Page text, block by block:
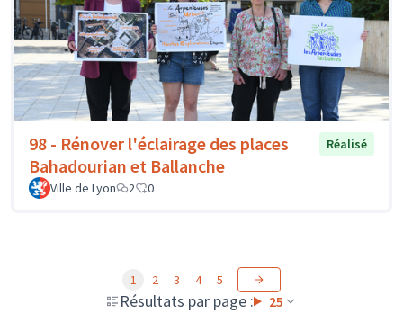
98 - Rénover l'éclairage des places
Bahadourian et Ballanche
Réalisé
Ville de Lyon 2 0
Résultats par page : 25
1 2 3 4 5